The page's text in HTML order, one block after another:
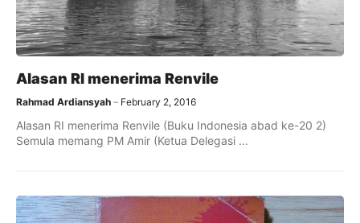
Alasan RI menerima Renvile
Rahmad Ardiansyah February 2, 2016
Alasan RI menerima Renvile (Buku Indonesia abad ke-20 2)
Semula memang PM Amir (Ketua Delegasi ...